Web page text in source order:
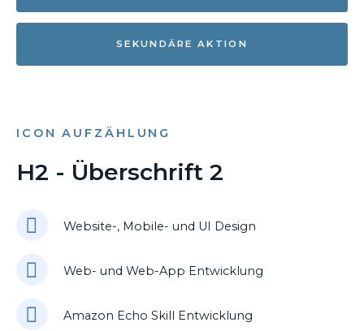
SEKUNDÄRE AKTION
ICON AUFZÄHLUNG
H2 - Überschrift 2
Website-, Mobile- und UI Design
Web- und Web-App Entwicklung
Amazon Echo Skill Entwicklung